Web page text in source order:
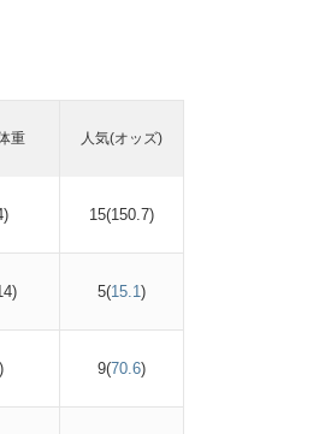
重 人気(オッズ)
15(150.7)
5(15.1)
9(70.6)